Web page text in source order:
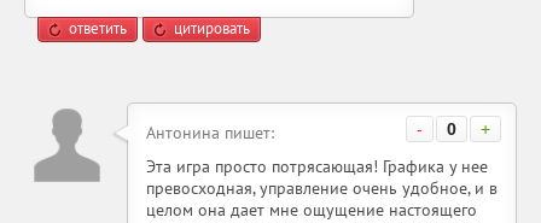
ответить цитировать
- 0 +
Антонина пишет:
Эта игра просто потрясающая! Графика у нее
превосходная, управление очень удобное, и в
целом она дает мне ощущение настоящего